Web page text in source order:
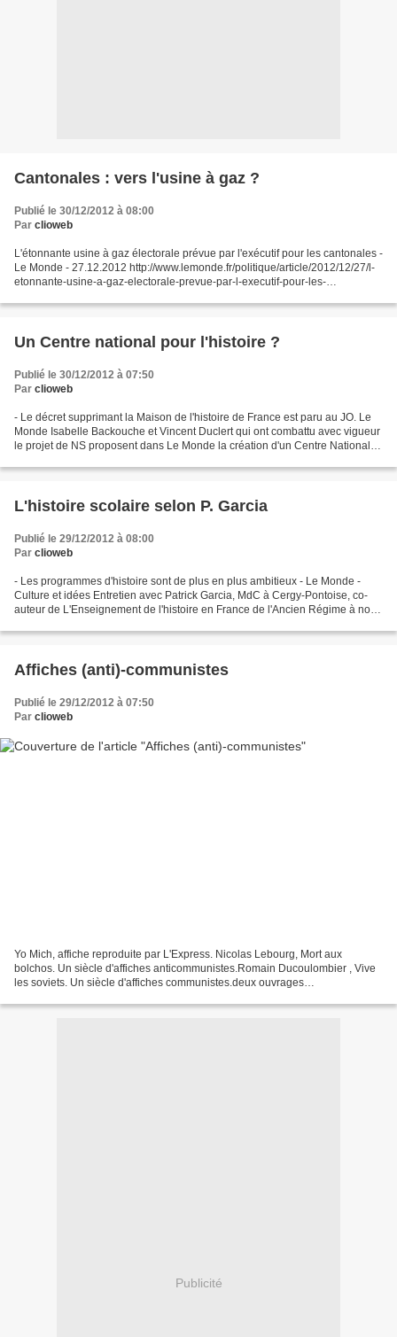
Cantonales : vers l'usine à gaz ?
Publié le 30/12/2012 à 08:00
Par clioweb
L'étonnante usine à gaz électorale prévue par l'exécutif pour les cantonales -
Le Monde - 27.12.2012 http://www.lemonde.fr/politique/article/2012/12/27/l-
etonnante-usine-a-gaz-electorale-prevue-par-l-executif-pour-les-
Un Centre national pour l'histoire ?
Publié le 30/12/2012 à 07:50
Par clioweb
- Le décret supprimant la Maison de l'histoire de France est paru au JO. Le
Monde Isabelle Backouche et Vincent Duclert qui ont combattu avec vigueur
le projet de NS proposent dans Le Monde la création d'un Centre National
L'histoire scolaire selon P. Garcia
Publié le 29/12/2012 à 08:00
Par clioweb
- Les programmes d'histoire sont de plus en plus ambitieux - Le Monde -
Culture et idées Entretien avec Patrick Garcia, MdC à Cergy-Pontoise, co-
auteur de L'Enseignement de l'histoire en France de l'Ancien Régime à nos
Affiches (anti)-communistes
Publié le 29/12/2012 à 07:50
Par clioweb
Yo Mich, affiche reproduite par L'Express. Nicolas Lebourg, Mort aux
bolchos. Un siècle d'affiches anticommunistes.Romain Ducoulombier , Vive
les soviets. Un siècle d'affiches communistes.deux ouvrages
Publicité